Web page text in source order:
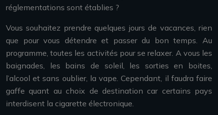
réglementations sont établies ?
Vous souhaitez prendre quelques jours de vacances, rien
que pour vous détendre et passer du bon temps. Au
programme, toutes les activités pour se relaxer. A vous les
baignades, les bains de soleil, les sorties en boites,
l’alcool et sans oublier, la vape. Cependant, il faudra faire
gaffe quant au choix de destination car certains pays
interdisent la cigarette électronique.